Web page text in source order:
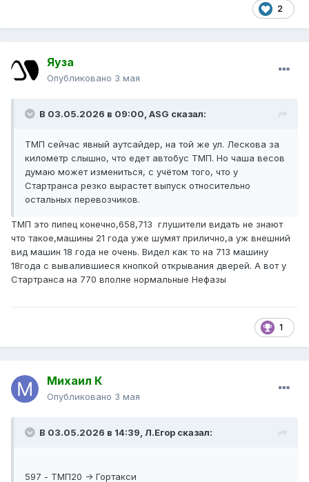
2
Яуза
Опубликовано 3 мая
В 03.05.2026 в 09:00, ASG сказал:
ТМП сейчас явный аутсайдер, на той же ул. Лескова за
километр слышно, что едет автобус ТМП. Но чаша весов
думаю может измениться, с учётом того, что у
Стартранса резко вырастет выпуск относительно
остальных перевозчиков.
ТМП это пипец конечно,658,713 глушители видать не знают
что такое,машины 21 года уже шумят прилично,а уж внешний
вид машин 18 года не очень. Видел как то на 713 машину
18года с вывалившиеся кнопкой открывания дверей. А вот у
Стартранса на 770 вполне нормальные Нефазы
1
Михаил К
Опубликовано 3 мая
В 03.05.2026 в 14:39, Л.Егор сказал:
597 - ТМП20 -> Гортакси